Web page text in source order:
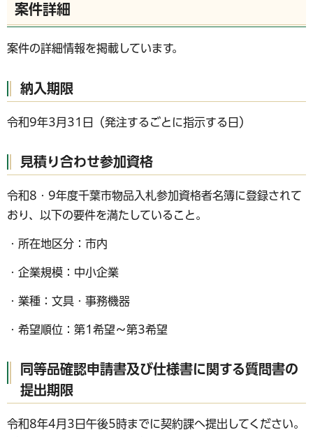
案件詳細
案件の詳細情報を掲載しています。
納入期限
令和9年3月31日（発注するごとに指示する日）
見積り合わせ参加資格
令和8・9年度千葉市物品入札参加資格者名簿に登録されて
おり、以下の要件を満たしていること。
・所在地区分：市内
・企業規模：中小企業
・業種：文具・事務機器
・希望順位：第1希望～第3希望
同等品確認申請書及び仕様書に関する質問書の
提出期限
令和8年4月3日午後5時までに契約課へ提出してください。